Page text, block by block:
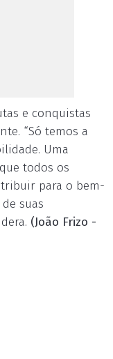
e conquistas
“Só temos a
Uma
todos os
para o bem-
suas
(João Frizo -